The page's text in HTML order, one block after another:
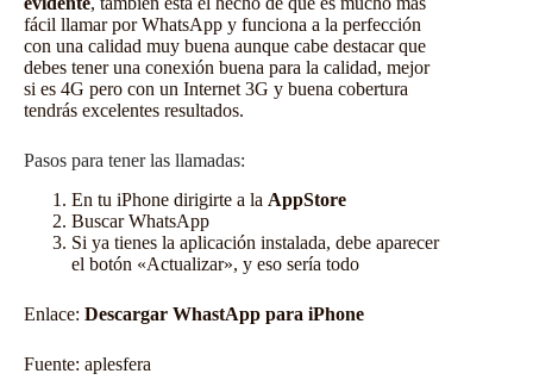
fácil llamar por WhatsApp y funciona a la perfección
con una calidad muy buena aunque cabe destacar que
debes tener una conexión buena para la calidad, mejor
si es 4G pero con un Internet 3G y buena cobertura
tendrás excelentes resultados.
Pasos para tener las llamadas:
En tu iPhone dirigirte a la AppStore
Buscar WhatsApp
Si ya tienes la aplicación instalada, debe aparecer
el botón «Actualizar», y eso sería todo
Enlace: Descargar WhastApp para iPhone
Fuente: aplesfera